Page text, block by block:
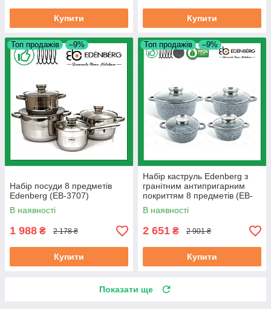
Купити Купити
Топ продажів –9%
Набір посуди 8 предметів
Edenberg (EB-3707)
В наявності
1 988 ₴ 2 178 ₴
Купити
Топ продажів –9%
Набір каструль Edenberg з
гранітним антипригарним
покриттям 8 предметів (EB-
8035)
В наявності
2 651 ₴ 2 901 ₴
Купити
Показати ще